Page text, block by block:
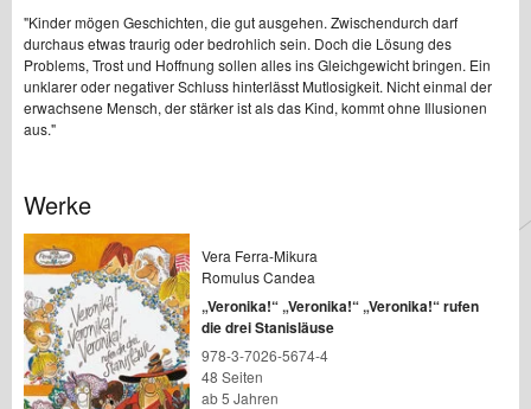
"Kinder mögen Geschichten, die gut ausgehen. Zwischendurch darf
durchaus etwas traurig oder bedrohlich sein. Doch die Lösung des
Problems, Trost und Hoffnung sollen alles ins Gleichgewicht bringen. Ein
unklarer oder negativer Schluss hinterlässt Mutlosigkeit. Nicht einmal der
erwachsene Mensch, der stärker ist als das Kind, kommt ohne Illusionen
aus."
Werke
Vera Ferra-Mikura
Romulus Candea
„Veronika!“ „Veronika!“ „Veronika!“ rufen
die drei Stanisläuse
978-3-7026-5674-4
48 Seiten
ab 5 Jahren